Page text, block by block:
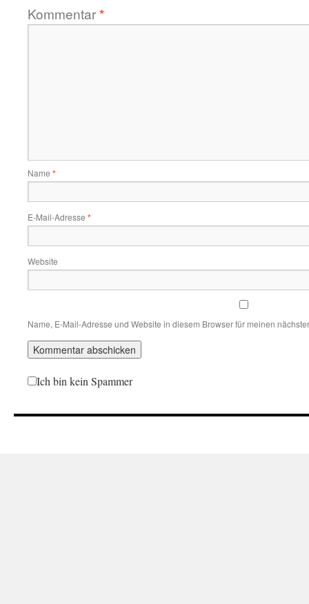
Kommentar*
Name *
E-Mail-Adresse *
Website
Name, E-Mail-Adresse und Website in diesem Browser für meinen
Ich bin kein Spammer